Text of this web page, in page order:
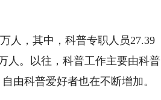
人，其中，科普专职人员27.39
人。以往，科普工作主要由科普
由科普爱好者也在不断增加。